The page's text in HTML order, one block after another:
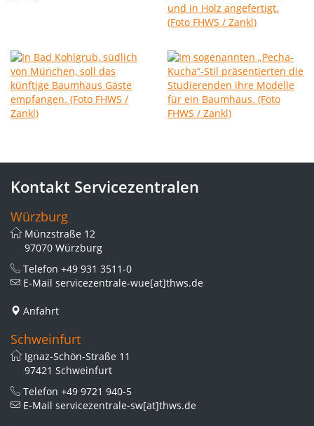
Kontakt Servicezentralen
Würzburg
Münzstraße 12
97070 Würzburg
Telefon +49 931 3511-0
E-Mail servicezentrale-wue[at]thws.de
Anfahrt
Schweinfurt
Ignaz-Schön-Straße 11
97421 Schweinfurt
Telefon +49 9721 940-5
E-Mail servicezentrale-sw[at]thws.de